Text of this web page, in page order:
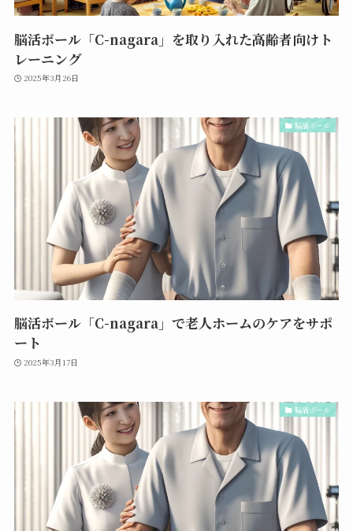
脳活ボール「C-nagara」を取り入れた高齢者向けト
レーニング
2025年3月26日
脳活ボール
脳活ボール「C-nagara」で老人ホームのケアをサポ
ート
2025年3月17日
脳活ボール